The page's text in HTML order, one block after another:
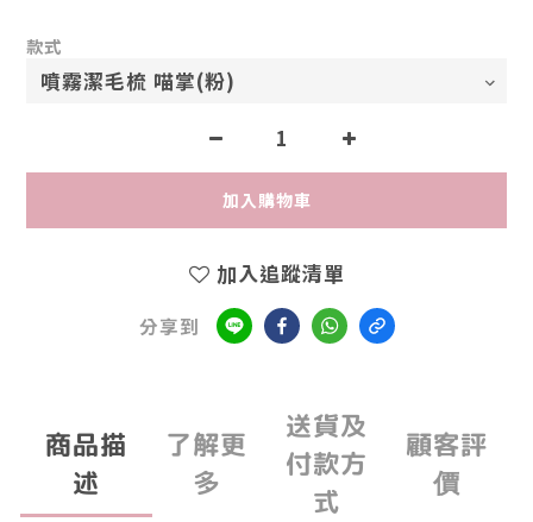
款式
加入購物車
加入追蹤清單
分享到
商品描
述
了解更
多
送貨及
付款方
式
顧客評
價